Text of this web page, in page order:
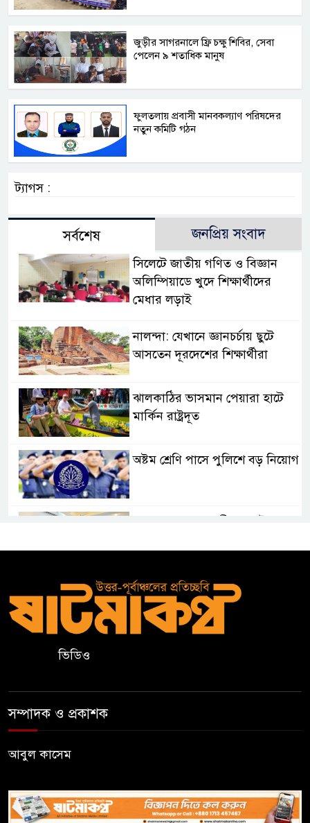
জুড়ীর সাগরনালে ফ্রি চক্ষু শিবির, সেবা
পেলেন ৯ শতাধিক মানুষ
ফুলতলায় প্রবাসী মানবকল্যাণ পরিষদের
নতুন কমিটি গঠন
ট্যাগস :
সর্বশেষ জনপ্রিয় সংবাদ
সিলেটে জাতীয় গণিত ও বিজ্ঞান
অলিম্পিয়াডে খুদে শিক্ষার্থীদের
মেধার লড়াই
নালন্দা: যেখানে জ্ঞানচর্চায় ছুটে
আসতেন দূরদেশের শিক্ষার্থীরা
ঝালকাঠির ভাসমান পেয়ারা হাটে
মার্কিন রাষ্ট্রদূত
অষ্টম শ্রেণি পাসে পুলিশে বড় নিয়োগ
বিএসএফের গুলিতে কুলাউড়ার
যুবক নিহত
ভিডিও
সম্পাদক ও প্রকাশক
আবুল কাসেম